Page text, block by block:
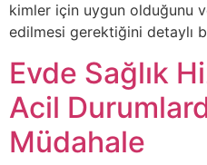
kimler için uygun olduğunu
edilmesi gerektiğini detaylı
Evde Sağlık
Acil
Müdahale